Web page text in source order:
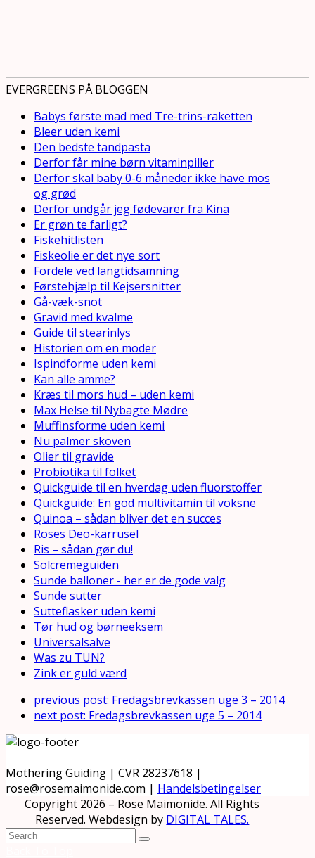
EVERGREENS PÅ BLOGGEN
Babys første mad med Tre-trins-raketten
Bleer uden kemi
Den bedste tandpasta
Derfor får mine børn vitaminpiller
Derfor skal baby 0-6 måneder ikke have mos
og grød
Derfor undgår jeg fødevarer fra Kina
Er grøn te farligt?
Fiskehitlisten
Fiskeolie er det nye sort
Fordele ved langtidsamning
Førstehjælp til Kejsersnitter
Gå-væk-snot
Gravid med kvalme
Guide til stearinlys
Historien om en moder
Ispindforme uden kemi
Kan alle amme?
Kræs til mors hud – uden kemi
Max Helse til Nybagte Mødre
Muffinsforme uden kemi
Nu palmer skoven
Olier til gravide
Probiotika til folket
Quickguide til en hverdag uden fluorstoffer
Quickguide: En god multivitamin til voksne
Quinoa – sådan bliver det en succes
Roses Deo-karrusel
Ris – sådan gør du!
Solcremeguiden
Sunde balloner - her er de gode valg
Sunde sutter
Sutteflasker uden kemi
Tør hud og børneeksem
Universalsalve
Was zu TUN?
Zink er guld værd
previous post: Fredagsbrevkassen uge 3 – 2014
next post: Fredagsbrevkassen uge 5 – 2014
Mothering Guiding | CVR 28237618 |
rose@rosemaimonide.com | Handelsbetingelser
Copyright 2026 – Rose Maimonide. All Rights
Reserved. Webdesign by DIGITAL TALES.